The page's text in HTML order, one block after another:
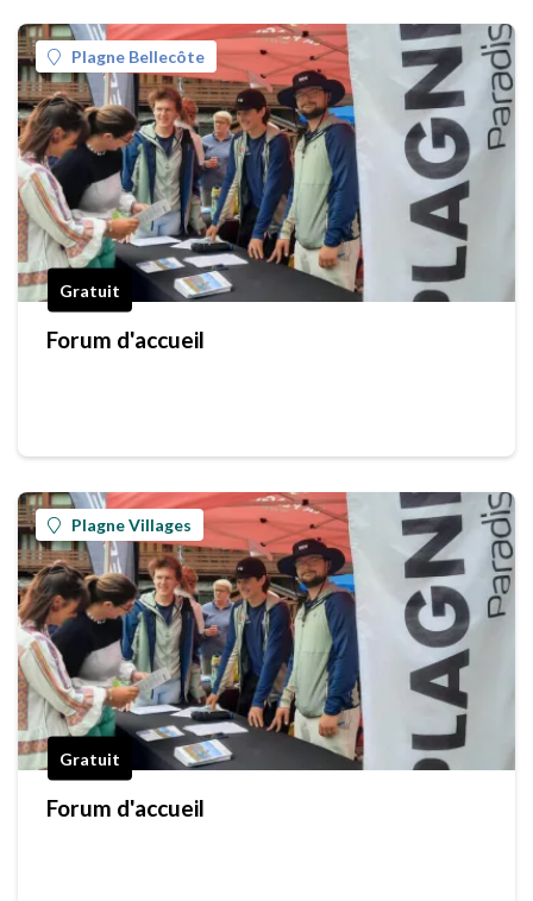
Plagne Bellecôte
Gratuit
Forum d'accueil
Plagne Villages
Gratuit
Forum d'accueil